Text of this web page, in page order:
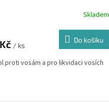
Skladem
/ ks
Do košíku
proti vosám a pro likvidaci vosích